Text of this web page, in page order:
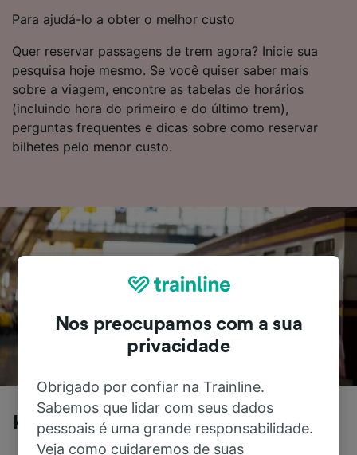
Para ajudá-lo a obter o melhor custo
Quer reservar passagens de trem agora? Inicie sua
pesquisa hoje mesmo. Se você quiser saber mais
sobre a viagem, encontre as tabelas de horários
(incluindo hora do primeiro e do último trem),
perguntas frequentes e dicas sobre como reservar
bilhetes pelo menor custo.
Karlsruhe para Chemnitz de trem
Nos preocupamos com a sua
privacidade
Obrigado por confiar na Trainline.
Sabemos que lidar com seus dados
pessoais é uma grande responsabilidade.
Veja como cuidaremos de suas